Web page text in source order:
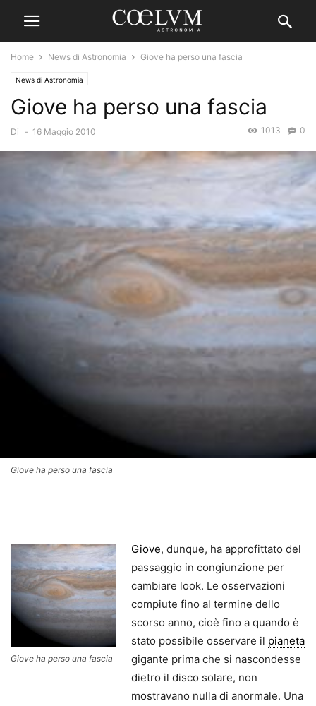
Home News di Astronomia Giove ha perso una fascia
News di Astronomia
Giove ha perso una fascia
Di - 16 Maggio 2010 0
1013
Giove ha perso una fascia
Giove ha perso una fascia
Giove, dunque, ha approfittato del
passaggio in congiunzione per
cambiare look. Le osservazioni
compiute fino al termine dello
scorso anno, cioè fino a quando è
stato possibile osservare il pianeta
gigante prima che si nascondesse
dietro il disco solare, non
mostravano nulla di anormale. Una